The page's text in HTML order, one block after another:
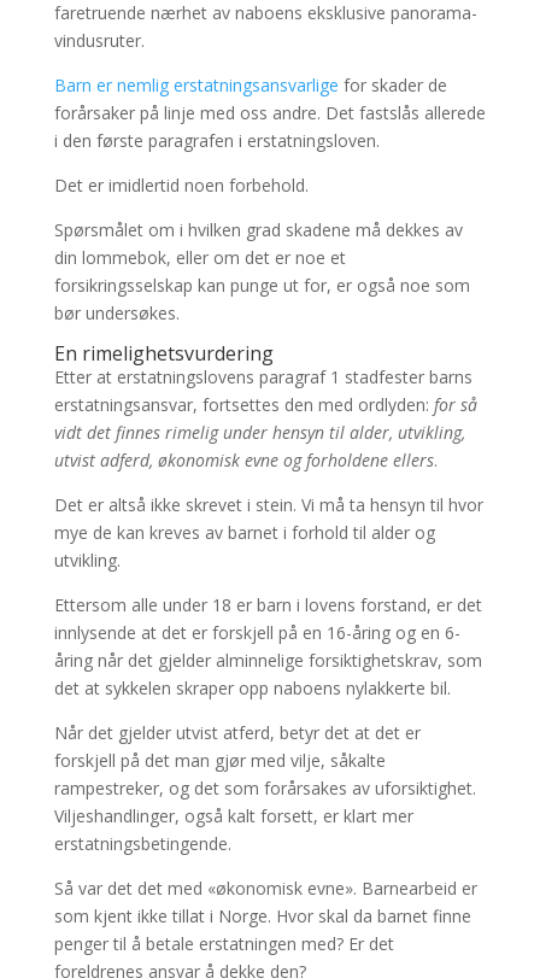
faretruende nærhet av naboens eksklusive panorama-
vindusruter.
Barn er nemlig erstatningsansvarlige for skader de
forårsaker på linje med oss andre. Det fastslås allerede
i den første paragrafen i erstatningsloven.
Det er imidlertid noen forbehold.
Spørsmålet om i hvilken grad skadene må dekkes av
din lommebok, eller om det er noe et
forsikringsselskap kan punge ut for, er også noe som
bør undersøkes.
En rimelighetsvurdering
Etter at erstatningslovens paragraf 1 stadfester barns
erstatningsansvar, fortsettes den med ordlyden: for så
vidt det finnes rimelig under hensyn til alder, utvikling,
utvist adferd, økonomisk evne og forholdene ellers.
Det er altså ikke skrevet i stein. Vi må ta hensyn til hvor
mye de kan kreves av barnet i forhold til alder og
utvikling.
Ettersom alle under 18 er barn i lovens forstand, er det
innlysende at det er forskjell på en 16-åring og en 6-
åring når det gjelder alminnelige forsiktighetskrav, som
det at sykkelen skraper opp naboens nylakkerte bil.
Når det gjelder utvist atferd, betyr det at det er
forskjell på det man gjør med vilje, såkalte
rampestreker, og det som forårsakes av uforsiktighet.
Viljeshandlinger, også kalt forsett, er klart mer
erstatningsbetingende.
Så var det det med «økonomisk evne». Barnearbeid er
som kjent ikke tillat i Norge. Hvor skal da barnet finne
penger til å betale erstatningen med? Er det
foreldrenes ansvar å dekke den?